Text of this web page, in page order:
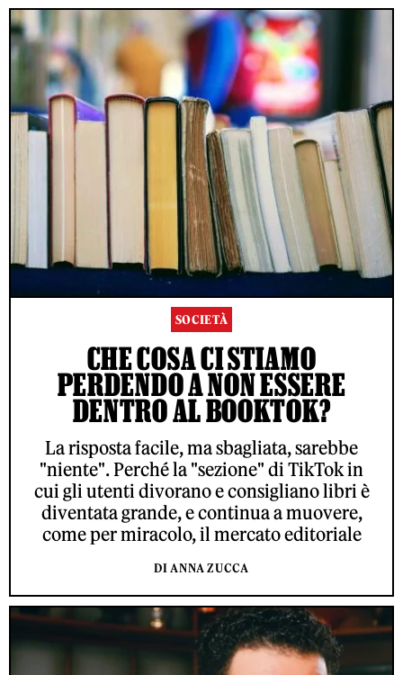
SOCIETÀ
CHE COSA CI STIAMO
PERDENDO A NON ESSERE
DENTRO AL BOOKTOK?
La risposta facile, ma sbagliata, sarebbe
"niente". Perché la "sezione" di TikTok in
cui gli utenti divorano e consigliano libri è
diventata grande, e continua a muovere,
come per miracolo, il mercato editoriale
DI ANNA ZUCCA